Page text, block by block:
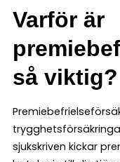
Varför är
så viktig?
sjukskriven kickar